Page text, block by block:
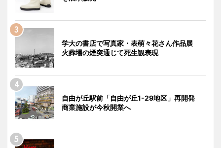
学大の書店で写真家・表萌々花さん作品展
火葬場の煙突通じて死生観表現
自由が丘駅前「自由が丘1-29地区」再開発
商業施設が今秋開業へ